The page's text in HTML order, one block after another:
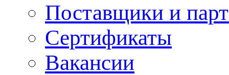
Поставщики и
Cертификаты
Вакансии